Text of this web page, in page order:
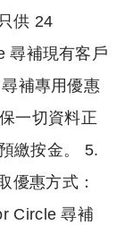
供 24
尋補現有客戶
補專用優惠
一切資料正
繳按金。 5.
優惠方式：
Circle 尋補